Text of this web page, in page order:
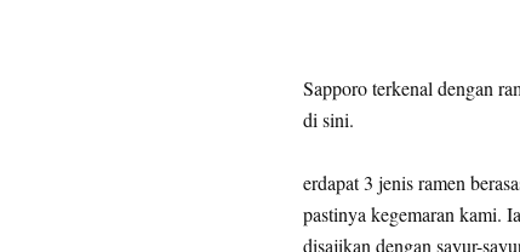
Sapporo terkenal dengan
di sini.
erdapat 3 jenis ramen
pastinya kegemaran kami.
disajikan dengan sayur-